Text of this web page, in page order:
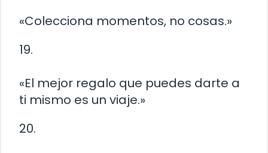
«Colecciona momentos, no cosas.»
19.
«El mejor regalo que puedes darte a
ti mismo es un viaje.»
20.